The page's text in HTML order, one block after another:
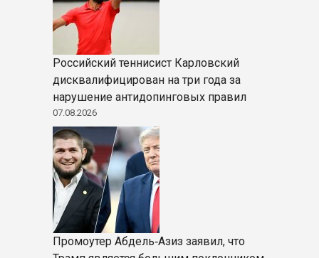
Российский теннисист Карловский
дисквалифицирован на три года за
нарушение антидопинговых правил
07.08.2026
Промоутер Абдель‑Азиз заявил, что